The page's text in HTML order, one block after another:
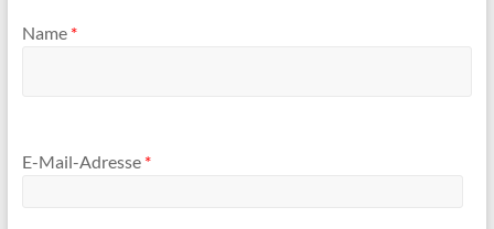
Name *
E-Mail-Adresse *